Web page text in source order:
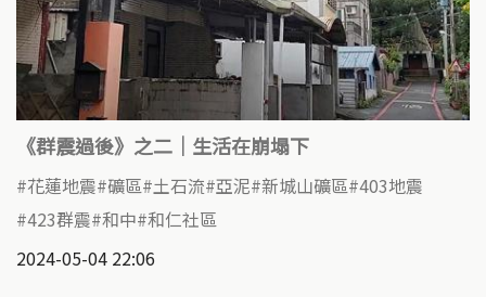
《群震過後》之二｜生活在崩塌下
花蓮地震 礦區 土石流 亞泥 新城山礦區 403地震
423群震 和中 和仁社區
2024-05-04 22:06